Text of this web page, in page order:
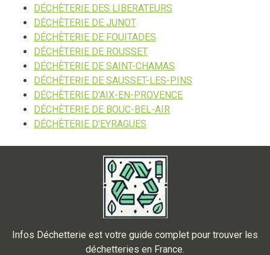
DÉCHÈTERIE DES LIBERATEURS
DÉCHÈTERIE DE JUNOT
DÉCHÈTERIE DE FOUITADES
DÉCHÈTERIE DE ROUSSET
DÉCHÈTERIE DE SAINT-CHAMAS
DÉCHÈTERIE DE SAUSSET-LES-PINS
DÉCHÈTERIE D'AIX-EN-PROVENCE
DÉCHÈTERIE DE BOUC-BEL-AIR
DÉCHÈTERIE D'EYRAGUES
Infos Déchetterie est votre guide complet pour trouver les
déchetteries en France.